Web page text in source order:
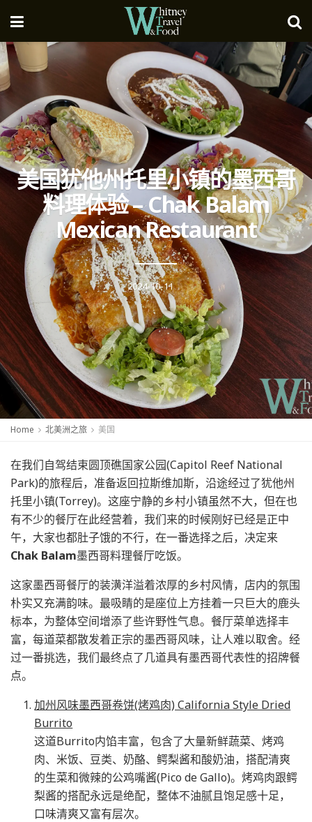
美国犹他州托里小镇的墨西哥
料理体验 – Chak Balam
Mexican Restaurant
2024-10-11
Home 北美洲之旅 美国
在我们自驾结束圆顶礁国家公园(Capitol Reef National
Park)的旅程后，准备返回拉斯维加斯，沿途经过了犹他州
托里小镇(Torrey)。这座宁静的乡村小镇虽然不大，但在也
有不少的餐厅在此经营着，我们来的时候刚好已经是正中
午，大家也都肚子饿的不行，在一番选择之后，决定来
Chak Balam墨西哥料理餐厅吃饭。
这家墨西哥餐厅的装潢洋溢着浓厚的乡村风情，店内的氛围
朴实又充满韵味。最吸睛的是座位上方挂着一只巨大的鹿头
标本，为整体空间增添了些许野性气息。餐厅菜单选择丰
富，每道菜都散发着正宗的墨西哥风味，让人难以取舍。经
过一番挑选，我们最终点了几道具有墨西哥代表性的招牌餐
点。
加州风味墨西哥卷饼(烤鸡肉) California Style Dried
Burrito
这道Burrito内馅丰富，包含了大量新鲜蔬菜、烤鸡
肉、米饭、豆类、奶酪、鳄梨酱和酸奶油，搭配清爽
的生菜和微辣的公鸡嘴酱(Pico de Gallo)。烤鸡肉跟鳄
梨酱的搭配永远是绝配，整体不油腻且饱足感十足，
口味清爽又富有层次。